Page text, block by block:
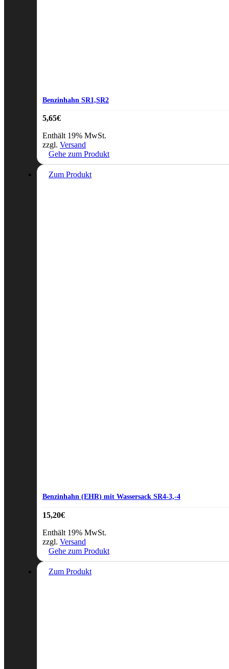
Benzinhahn SR1,SR2
5,65€
Enthält 19% MwSt.
zzgl. Versand
Gehe zum Produkt
Zum Produkt
Benzinhahn (EHR) mit Wassersack SR4-3,-4
15,20€
Enthält 19% MwSt.
zzgl. Versand
Gehe zum Produkt
Zum Produkt